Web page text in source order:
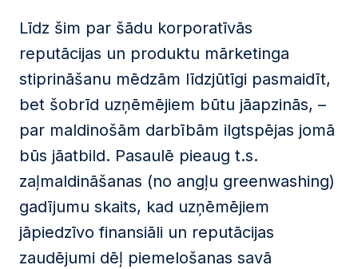
Līdz šim par šādu korporatīvās
reputācijas un produktu mārketinga
stiprināšanu mēdzām līdzjūtīgi pasmaidīt,
bet šobrīd uzņēmējiem būtu jāapzinās, –
par maldinošām darbībām ilgtspējas jomā
būs jāatbild. Pasaulē pieaug t.s.
zaļmaldināšanas (no angļu greenwashing)
gadījumu skaits, kad uzņēmējiem
jāpiedzīvo finansiāli un reputācijas
zaudējumi dēļ piemelošanas savā